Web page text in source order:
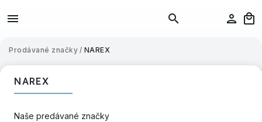
Prodávané značky / NAREX
NAREX
Naše predávané značky